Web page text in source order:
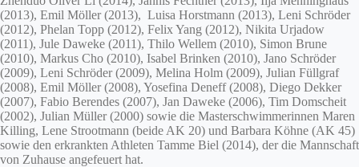
(2013), Emil Möller (2013), Luisa Horstmann (2013), Leni Schröder
(2012), Phelan Topp (2012), Felix Yang (2012), Nikita Urjadow
(2011), Jule Daweke (2011), Thilo Wellem (2010), Simon Brune
(2010), Markus Cho (2010), Isabel Brinken (2010), Jano Schröder
(2009), Leni Schröder (2009), Melina Holm (2009), Julian Füllgraf
(2008), Emil Möller (2008), Yosefina Deneff (2008), Diego Dekker
(2007), Fabio Berendes (2007), Jan Daweke (2006), Tim Domscheit
(2002), Julian Müller (2000) sowie die Masterschwimmerinnen Maren
Killing, Lene Strootmann (beide AK 20) und Barbara Köhne (AK 45)
sowie den erkrankten Athleten Tamme Biel (2014), der die Mannschaft
von Zuhause angefeuert hat.